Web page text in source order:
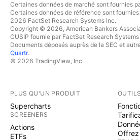
Certaines données de marché sont fournies
Certaines données de référence sont
2026 FactSet Research Systems Inc.
Copyright © 2026, American Bankers
CUSIP fournie par FactSet Research
Documents déposés auprès de la SEC et
Quartr.
© 2026 TradingView, Inc.
PLUS QU'UN PRODUIT
Supercharts
SCREENERS
Actions
ETFs
Offrez